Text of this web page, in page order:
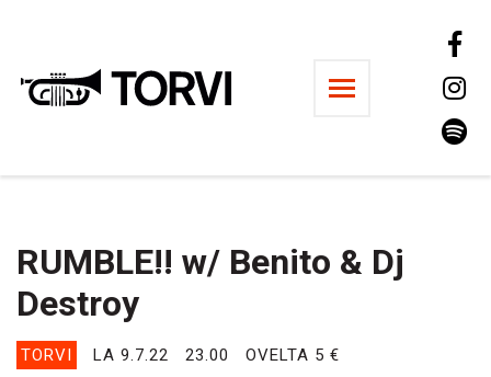
Ravintola Torvi
RUMBLE!! w/ Benito & Dj
Destroy
TORVI LA 9.7.22 23.00 OVELTA 5 €